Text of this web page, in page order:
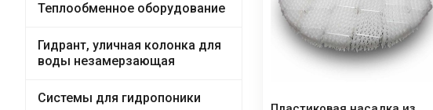
Теплообменное оборудование
Гидрант, уличная колонка для
воды незамерзающая
Системы для гидропоники